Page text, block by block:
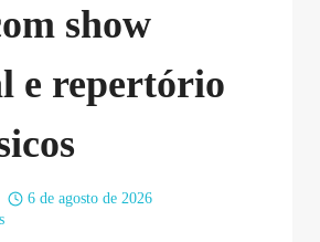
show
e repertório
6 de agosto de 2026